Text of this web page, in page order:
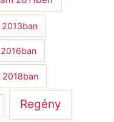
2013ban
2018ban
Regény